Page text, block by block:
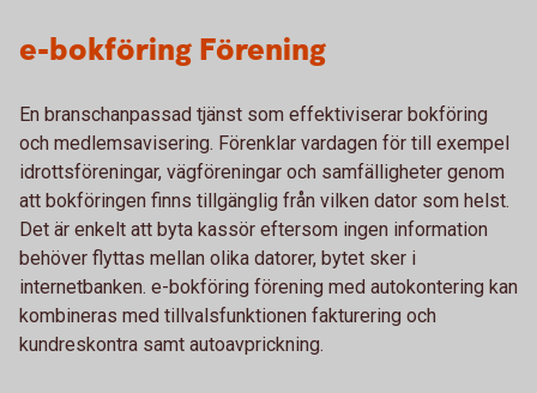
e-bokföring Förening
En branschanpassad tjänst som effektiviserar bokföring
och medlemsavisering. Förenklar vardagen för till exempel
idrottsföreningar, vägföreningar och samfälligheter genom
att bokföringen finns tillgänglig från vilken dator som helst.
Det är enkelt att byta kassör eftersom ingen information
behöver flyttas mellan olika datorer, bytet sker i
internetbanken. e-bokföring förening med autokontering kan
kombineras med tillvalsfunktionen fakturering och
kundreskontra samt autoavprickning.